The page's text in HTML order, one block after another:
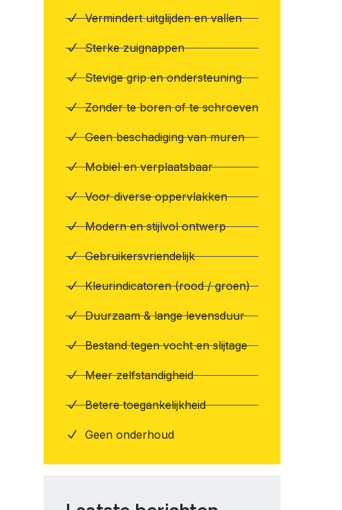
Vermindert uitglijden en vallen
Sterke zuignappen
Stevige grip en ondersteuning
Zonder te boren of te schroeven
Geen beschadiging van muren
Mobiel en verplaatsbaar
Voor diverse oppervlakken
Modern en stijlvol ontwerp
Gebruikersvriendelijk
Kleurindicatoren (rood / groen)
Duurzaam & lange levensduur
Bestand tegen vocht en slijtage
Meer zelfstandigheid
Betere toegankelijkheid
Geen onderhoud